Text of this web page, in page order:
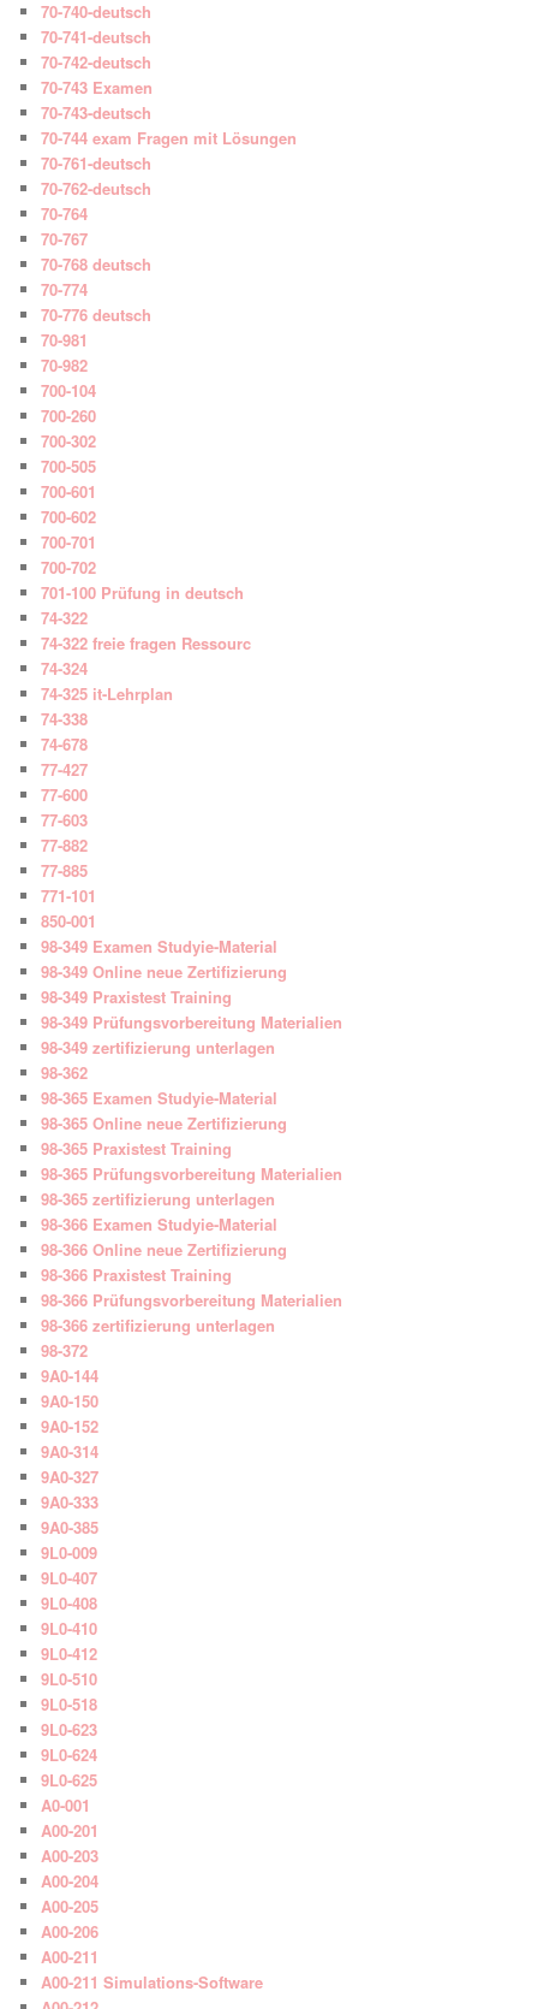
70-740-deutsch
70-741-deutsch
70-742-deutsch
70-743 Examen
70-743-deutsch
70-744 exam Fragen mit Lösungen
70-761-deutsch
70-762-deutsch
70-764
70-767
70-768 deutsch
70-774
70-776 deutsch
70-981
70-982
700-104
700-260
700-302
700-505
700-601
700-602
700-701
700-702
701-100 Prüfung in deutsch
74-322
74-322 freie fragen Ressourc
74-324
74-325 it-Lehrplan
74-338
74-678
77-427
77-600
77-603
77-882
77-885
771-101
850-001
98-349 Examen Studyie-Material
98-349 Online neue Zertifizierung
98-349 Praxistest Training
98-349 Prüfungsvorbereitung Materialien
98-349 zertifizierung unterlagen
98-362
98-365 Examen Studyie-Material
98-365 Online neue Zertifizierung
98-365 Praxistest Training
98-365 Prüfungsvorbereitung Materialien
98-365 zertifizierung unterlagen
98-366 Examen Studyie-Material
98-366 Online neue Zertifizierung
98-366 Praxistest Training
98-366 Prüfungsvorbereitung Materialien
98-366 zertifizierung unterlagen
98-372
9A0-144
9A0-150
9A0-152
9A0-314
9A0-327
9A0-333
9A0-385
9L0-009
9L0-407
9L0-408
9L0-410
9L0-412
9L0-510
9L0-518
9L0-623
9L0-624
9L0-625
A0-001
A00-201
A00-203
A00-204
A00-205
A00-206
A00-211
A00-211 Simulations-Software